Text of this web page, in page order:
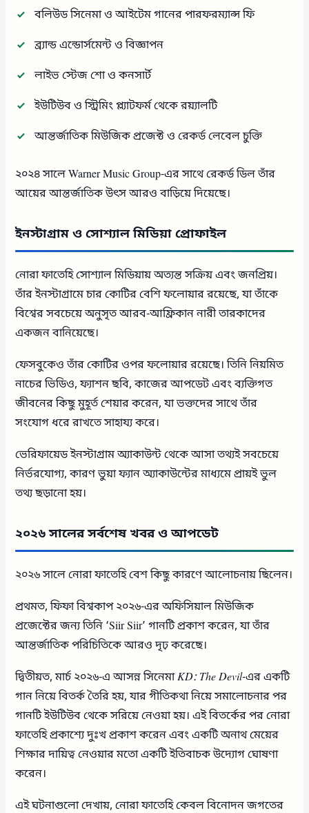
বলিউড সিনেমা ও আইটেম গানের পারফরম্যান্স ফি
ব্র্যান্ড এন্ডোর্সমেন্ট ও বিজ্ঞাপন
লাইভ স্টেজ শো ও কনসার্ট
ইউটিউব ও স্ট্রিমিং প্ল্যাটফর্ম থেকে রয়্যালটি
আন্তর্জাতিক মিউজিক প্রজেক্ট ও রেকর্ড লেবেল চুক্তি
২০২৪ সালে Warner Music Group-এর সাথে রেকর্ড ডিল তাঁর
আয়ের আন্তর্জাতিক উৎস আরও বাড়িয়ে দিয়েছে।
ইনস্টাগ্রাম ও সোশ্যাল মিডিয়া প্রোফাইল
নোরা ফাতেহি সোশ্যাল মিডিয়ায় অত্যন্ত সক্রিয় এবং জনপ্রিয়।
তাঁর ইনস্টাগ্রামে চার কোটির বেশি ফলোয়ার রয়েছে, যা তাঁকে
বিশ্বের সবচেয়ে অনুসৃত আরব-আফ্রিকান নারী তারকাদের
একজন বানিয়েছে।
ফেসবুকেও তাঁর কোটির ওপর ফলোয়ার রয়েছে। তিনি নিয়মিত
নাচের ভিডিও, ফ্যাশন ছবি, কাজের আপডেট এবং ব্যক্তিগত
জীবনের কিছু মুহূর্ত শেয়ার করেন, যা ভক্তদের সাথে তাঁর
সংযোগ ধরে রাখতে সাহায্য করে।
ভেরিফায়েড ইনস্টাগ্রাম অ্যাকাউন্ট থেকে আসা তথ্যই সবচেয়ে
নির্ভরযোগ্য, কারণ ভুয়া ফ্যান অ্যাকাউন্টের মাধ্যমে প্রায়ই ভুল
তথ্য ছড়ানো হয়।
২০২৬ সালের সর্বশেষ খবর ও আপডেট
২০২৬ সালে নোরা ফাতেহি বেশ কিছু কারণে আলোচনায় ছিলেন।
প্রথমত, ফিফা বিশ্বকাপ ২০২৬-এর অফিসিয়াল মিউজিক
প্রজেক্টের জন্য তিনি ‘Siir Siir’ গানটি প্রকাশ করেন, যা তাঁর
আন্তর্জাতিক পরিচিতিকে আরও দৃঢ় করেছে।
দ্বিতীয়ত, মার্চ ২০২৬-এ আসন্ন সিনেমাKD: The Devil-এর একটি
গান নিয়ে বিতর্ক তৈরি হয়, যার গীতিকথা নিয়ে সমালোচনার পর
গানটি ইউটিউব থেকে সরিয়ে নেওয়া হয়। এই বিতর্কের পর নোরা
ফাতেহি প্রকাশ্যে দুঃখ প্রকাশ করেন এবং একটি অনাথ মেয়ের
শিক্ষার দায়িত্ব নেওয়ার মতো একটি ইতিবাচক উদ্যোগ ঘোষণা
করেন।
এই ঘটনাগুলো দেখায়, নোরা ফাতেহি কেবল বিনোদন জগতের